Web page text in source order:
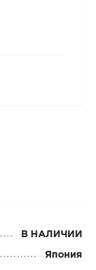
В НАЛИЧИИ
Япония